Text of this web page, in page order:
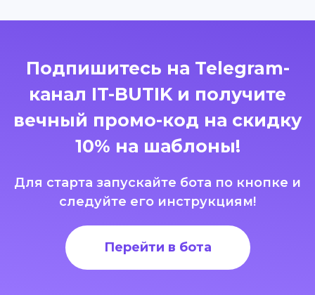
Подпишитесь на Telegram-
канал IT-BUTIK и получите
вечный промо-код на скидку
10% на шаблоны!
Для старта запускайте бота по кнопке и
следуйте его инструкциям!
Перейти в бота